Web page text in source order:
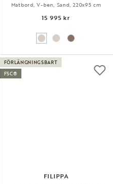
Matbord, V-ben, Sand, 220x95 cm
15 995 kr
FILIPPA
FÖRLÄNGNINGSBART
FSC®